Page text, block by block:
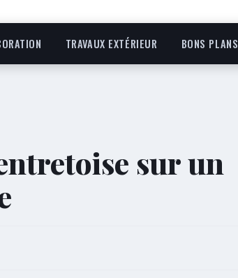
TRAVAUX EXTÉRIEUR BONS PLANS
sur un